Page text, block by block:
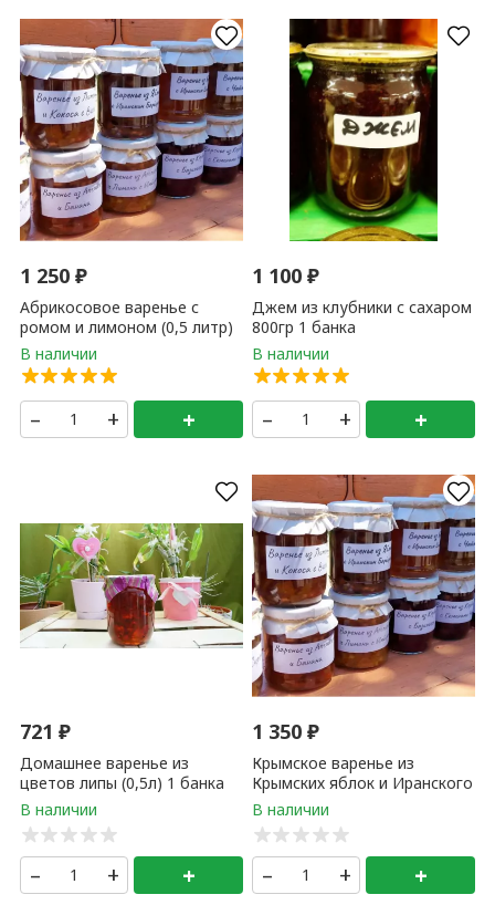
1 250₽
Абрикосовое варенье с
ромом и лимоном (0,5 литр)
1 банка
– + +
1 100₽
Джем из клубники с сахаром
800гр 1 банка
– + +
721₽
Домашнее варенье из
цветов липы (0,5л) 1 банка
– + +
1 350₽
Крымское варенье из
Крымских яблок и Иранского
шафрана (0,5 литр) 1 банка
– + +